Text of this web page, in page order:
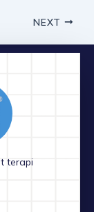
NEXT
terapi